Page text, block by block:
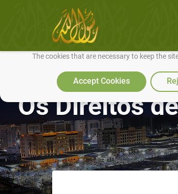
We use cookies to make our site work well for you
The cookies that are necessary to keep the
Accept Cookies
Os Direitos